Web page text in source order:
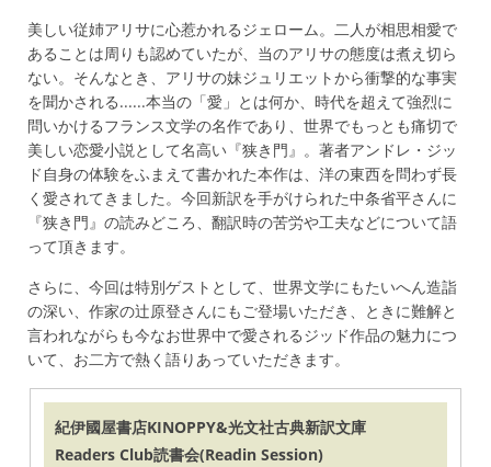
美しい従姉アリサに心惹かれるジェローム。二人が相思相愛で
あることは周りも認めていたが、当のアリサの態度は煮え切ら
ない。そんなとき、アリサの妹ジュリエットから衝撃的な事実
を聞かされる......本当の「愛」とは何か、時代を超えて強烈に
問いかけるフランス文学の名作であり、世界でもっとも痛切で
美しい恋愛小説として名高い『狭き門』。著者アンドレ・ジッ
ド自身の体験をふまえて書かれた本作は、洋の東西を問わず長
く愛されてきました。今回新訳を手がけられた中条省平さんに
『狭き門』の読みどころ、翻訳時の苦労や工夫などについて語
って頂きます。
さらに、今回は特別ゲストとして、世界文学にもたいへん造詣
の深い、作家の辻原登さんにもご登場いただき、ときに難解と
言われながらも今なお世界中で愛されるジッド作品の魅力につ
いて、お二方で熱く語りあっていただきます。
紀伊國屋書店KINOPPY&光文社古典新訳文庫
Readers Club読書会(Readin Session)